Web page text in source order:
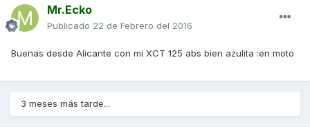
Mr.Ecko
Publicado 22 de Febrero del 2016
Buenas desde Alicante con mi XCT 125 abs bien azulita :en moto
3 meses más tarde...